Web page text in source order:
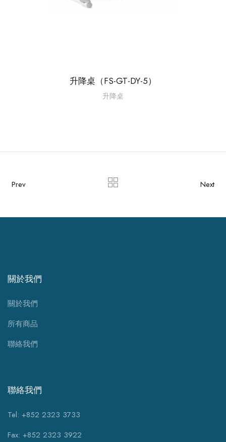
升降桌（FS-GT-DY-5）
升降桌
Prev Next
關於我們
關於我們
所有商品
聯絡我們
聯絡我們
Tel: +852 2323 3733
Fax: +852 2323 3922